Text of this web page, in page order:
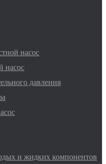
насос
насос
давления
и жидких компонентов